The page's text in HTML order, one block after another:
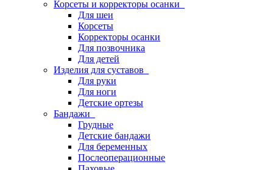
Корсеты и корректоры осанки
Для шеи
Корсеты
Корректоры осанки
Для позвочника
Для детей
Изделия для суставов
Для руки
Для ноги
Детские ортезы
Бандажи
Грудные
Детские бандажи
Для беременных
Послеоперационные